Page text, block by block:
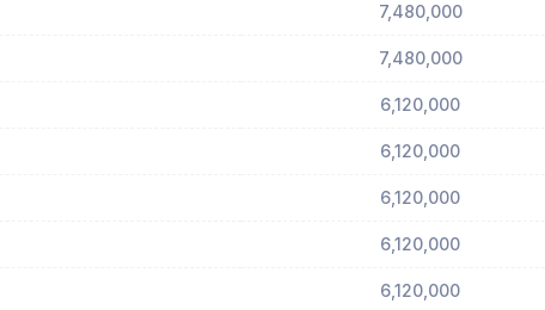
7,480,000
7,480,000
6,120,000
6,120,000
6,120,000
6,120,000
6,120,000